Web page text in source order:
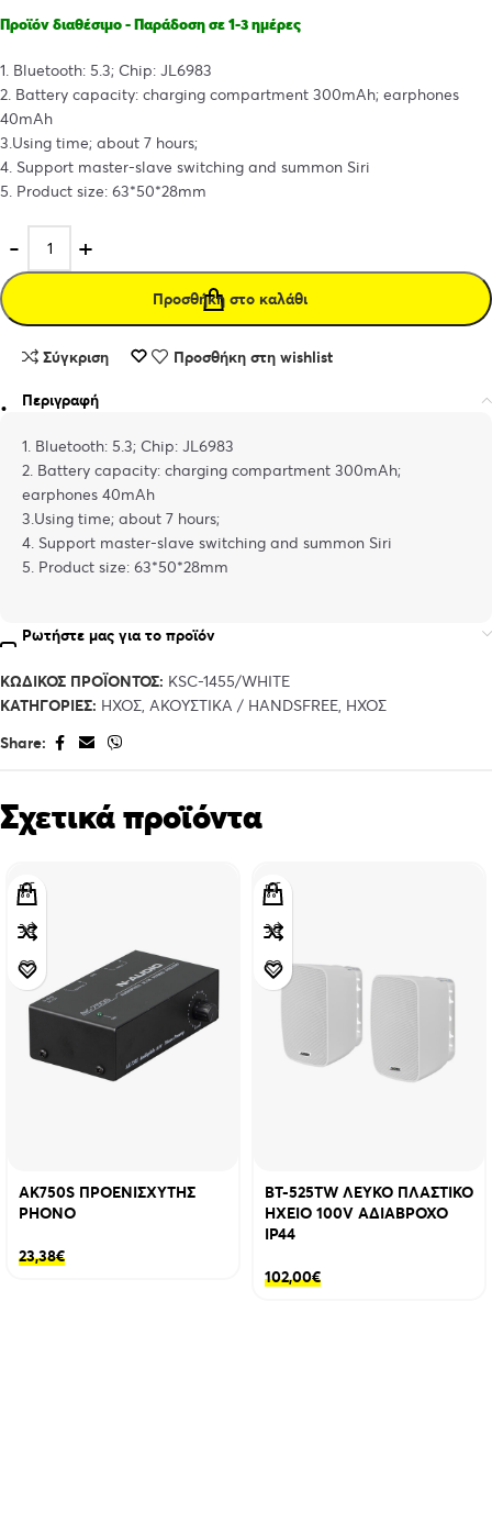
Προϊόν διαθέσιμο - Παράδοση σε 1-3 ημέρες
1. Bluetooth: 5.3; Chip: JL6983
2. Battery capacity: charging compartment 300mAh; earphones
40mAh
3.Using time; about 7 hours;
4. Support master-slave switching and summon Siri
5. Product size: 63*50*28mm
Προσθήκη στο καλάθι
Σύγκριση Προσθήκη στη wishlist
Περιγραφή
1. Bluetooth: 5.3; Chip: JL6983
2. Battery capacity: charging compartment 300mAh;
earphones 40mAh
3.Using time; about 7 hours;
4. Support master-slave switching and summon Siri
5. Product size: 63*50*28mm
Ρωτήστε μας για το προϊόν
ΚΩΔΙΚΌΣ ΠΡΟΪΌΝΤΟΣ: KSC-1455/WHITE
ΚΑΤΗΓΟΡΊΕΣ: ΉΧΟΣ, ΑΚΟΥΣΤΙΚΆ / HANDSFREE, ΉΧΟΣ
Share:
Σχετικά προϊόντα
AK750S ΠΡΟΕΝΙΣΧΥΤΗΣ
PHONO
23,38€
BT-525TW ΛΕΥΚΟ ΠΛΑΣΤΙΚΟ
ΗΧΕΙΟ 100V ΑΔΙΑΒΡΟΧΟ
IP44
102,00€